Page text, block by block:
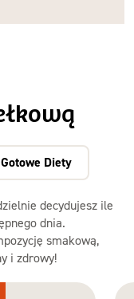
decydujesz ile
dnia.
smakową,
i zdrowy!
Gotowe Diety